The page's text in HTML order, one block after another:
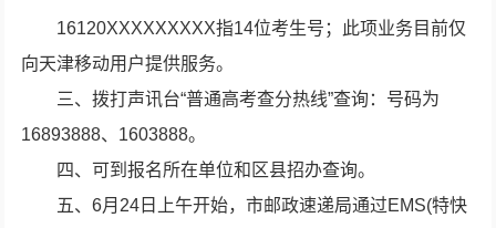
16120XXXXXXXXX指14位考生号；此项业务目前仅
向天津移动用户提供服务。
三、拨打声讯台“普通高考查分热线”查询：号码为
16893888、1603888。
四、可到报名所在单位和区县招办查询。
五、6月24日上午开始，市邮政速递局通过EMS(特快